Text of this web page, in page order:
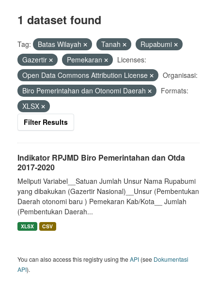
1 dataset found
Tag: Batas Wilayah Tanah
Rupabumi
Gazertir
Pemekaran
Licenses:
Open Data Commons Attribution License
Organisasi:
Biro Pemerintahan dan Otonomi Daerah
Formats:
XLSX
Filter Results
Indikator RPJMD Biro Pemerintahan dan Otda
2017-2020
Meliputi Variabel__Satuan Jumlah Unsur Nama Rupabumi
yang dibakukan (Gazertir Nasional)__Unsur (Pembentukan
Daerah otonomi baru ) Pemekaran Kab/Kota__ Jumlah
(Pembentukan Daerah...
XLSX CSV
You can also access this registry using theAPI (see Dokumentasi
API).